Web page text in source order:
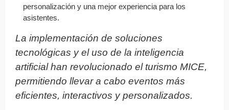
personalización y una mejor experiencia para los
asistentes.
La implementación de soluciones
tecnológicas y el uso de la inteligencia
artificial han revolucionado el turismo MICE,
permitiendo llevar a cabo eventos más
eficientes, interactivos y personalizados.